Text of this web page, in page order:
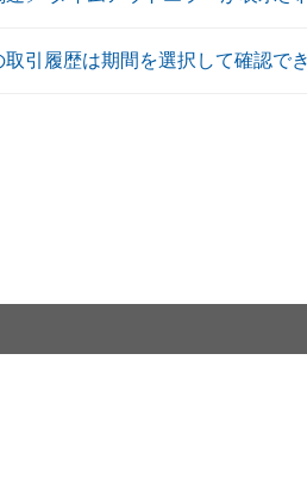
取引履歴は期間を選択して確認で